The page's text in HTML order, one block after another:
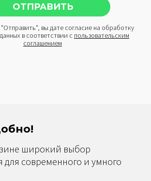
вы дате согласие на обработку
в соответствии с пользовательским
соглашением
широкий выбор
для современного и умного